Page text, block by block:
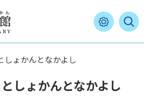
しょかんとなかよし
としょかんとなかよし